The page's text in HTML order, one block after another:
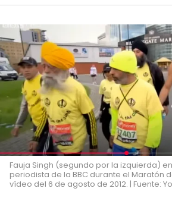
Fauja Singh (segundo por la izquierda)
periodista de la BBC durante el Maratón
vídeo del 6 de agosto de 2012. | Fuente: